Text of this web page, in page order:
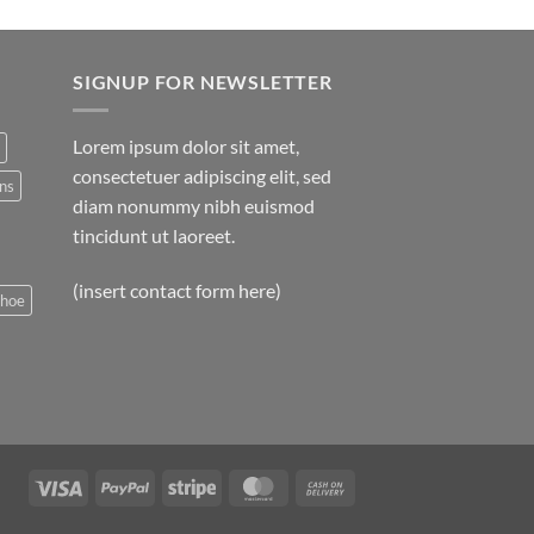
SIGNUP FOR NEWSLETTER
Lorem ipsum dolor sit amet,
consectetuer adipiscing elit, sed
diam nonummy nibh euismod
tincidunt ut laoreet.
(insert contact form here)
Visa PayPal Stripe MasterCard